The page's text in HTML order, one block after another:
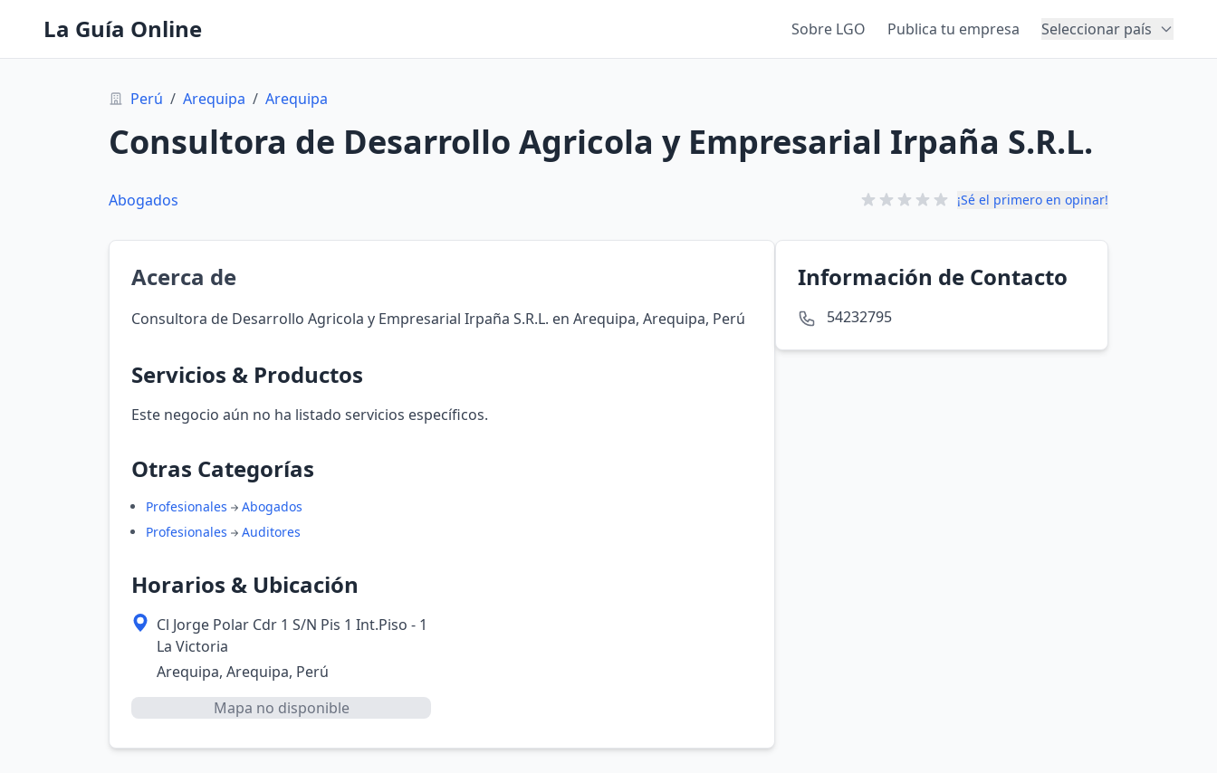
La Guía Online Sobre LGO Publica tu empresa Seleccionar país
Perú / Arequipa / Arequipa
Consultora de Desarrollo Agricola y Empresarial Irpaña S.R.L.
Abogados ¡Sé el primero en opinar!
Acerca de
Consultora de Desarrollo Agricola y Empresarial Irpaña S.R.L. en Arequipa, Arequipa, Perú
Servicios & Productos
Este negocio aún no ha listado servicios específicos.
Otras Categorías
Profesionales
Abogados
Profesionales
Auditores
Horarios & Ubicación
Cl Jorge Polar Cdr 1 S/N Pis 1 Int.Piso - 1
La Victoria
Arequipa, Arequipa, Perú
Mapa no disponible
Información de Contacto
54232795